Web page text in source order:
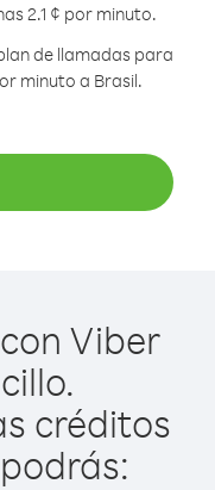
2.1 ¢ por minuto.
de llamadas para
minuto a Brasil.
Viber
créditos